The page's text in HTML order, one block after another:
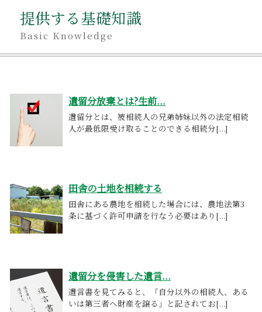
提供する基礎知識
Basic Knowledge
遺留分放棄とは?生前...
遺留分とは、被相続人の兄弟姉妹以外の法定相続
人が最低限受け取ることのできる相続分[...]
田舎の土地を相続する
田舎にある農地を相続した場合には、農地法第3
条に基づく許可申請を行なう必要はあり[...]
遺留分を侵害した遺言...
遺言書を見てみると、「自分以外の相続人、ある
いは第三者へ財産を譲る」と記されてお[...]